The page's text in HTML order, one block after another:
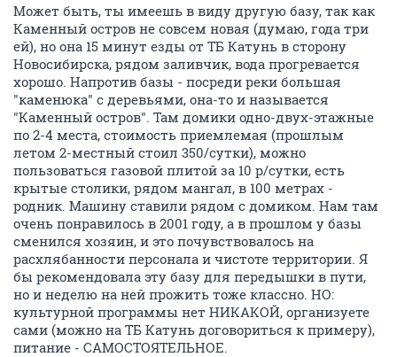
Может быть, ты имеешь в виду другую базу, так как
Каменный остров не совсем новая (думаю, года три
ей), но она 15 минут езды от ТБ Катунь в сторону
Новосибирска, рядом заливчик, вода прогревается
хорошо. Напротив базы - посреди реки большая
"каменюка" с деревьями, она-то и называется
"Каменный остров". Там домики одно-двух-этажные
по 2-4 места, стоимость приемлемая (прошлым
летом 2-местный стоил 350/сутки), можно
пользоваться газовой плитой за 10 р/сутки, есть
крытые столики, рядом мангал, в 100 метрах -
родник. Машину ставили рядом с домиком. Нам там
очень понравилось в 2001 году, а в прошлом у базы
сменился хозяин, и это почувствовалось на
расхлябанности персонала и чистоте территории. Я
бы рекомендовала эту базу для передышки в пути,
но и неделю на ней прожить тоже классно. НО:
культурной программы нет НИКАКОЙ, организуете
сами (можно на ТБ Катунь договориться к примеру),
питание - САМОСТОЯТЕЛЬНОЕ.